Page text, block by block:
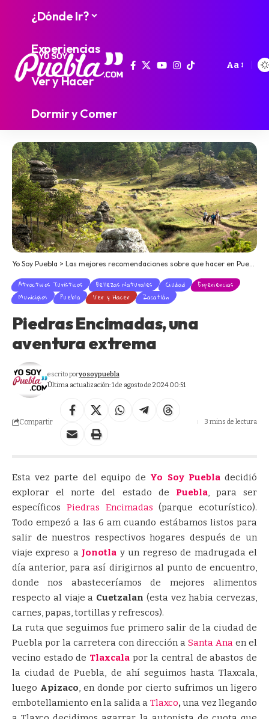
¿Dónde Ir?
Experiencias
Ver y Hacer
Dormir y Comer
Aa
Yo Soy Puebla > Las mejores recomendaciones sobre que hacer en Puebla
Atractivos Turísticos Bellezas Naturales Ciudad
Experiencias
Municipios
Puebla Ver y Hacer Zacatlán
Piedras Encimadas, una
aventura extrema
Última actualización: 1 de agosto de 2024 00:51
escrito poryosoypuebla
Compartir 3 mins de lectura
Esta vez parte del equipo de Yo Soy Puebladecidió
explorar el norte del estado de
Puebla, para ser
específicos Piedras Encimadas (parque ecoturístico).
Todo empezó a las 6 am cuando estábamos listos para
salir de nuestros respectivos hogares después de un
viaje expreso a Jonotla y un regreso de madrugada el
día anterior, para así dirigirnos al punto de encuentro,
donde nos abasteceríamos de mejores alimentos
respecto al viaje a Cuetzalan (esta vez habia cervezas,
carnes, papas, tortillas y refrescos).
La ruta que seguimos fue primero salir de la ciudad de
Puebla por la carretera con dirección a Santa Ana en el
vecino estado de Tlaxcala por la central de abastos de
la ciudad de Puebla, de ahí seguimos hasta Tlaxcala,
luego Apizaco, en donde por cierto sufrimos un ligero
embotellamiento en la salida a Tlaxco,una vez llegando